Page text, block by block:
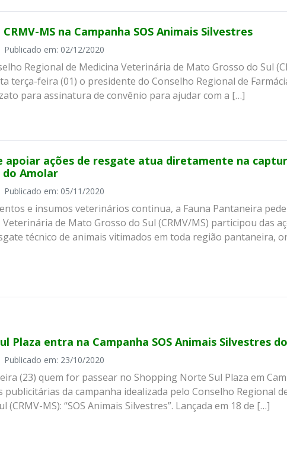
CRMV-MS na Campanha SOS Animais Silvestres
em: 02/12/2020
Regional de Medicina Veterinária de Mato Grosso do Sul
terça-feira (01) o presidente do Conselho Regional de
para assinatura de convênio para ajudar com a […]
apoiar ações de resgate atua diretamente na
do Amolar
em: 05/11/2020
e insumos veterinários continua, a Fauna Pantaneira
de Mato Grosso do Sul (CRMV/MS) participou das
técnico de animais vitimados em toda região pantaneira,
Plaza entra na Campanha SOS Animais Silvestres
em: 23/10/2020
(23) quem for passear no Shopping Norte Sul Plaza em
publicitárias da campanha idealizada pelo Conselho Regional
(CRMV-MS): “SOS Animais Silvestres”. Lançada em 18 de […]